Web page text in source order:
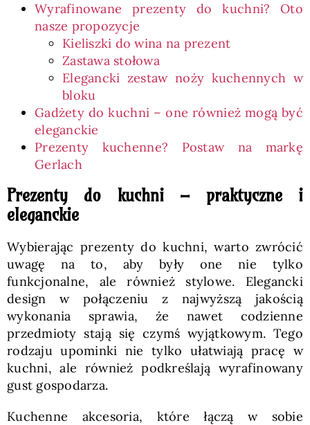
Wyrafinowane prezenty do kuchni? Oto
nasze propozycje
Kieliszki do wina na prezent
Zastawa stołowa
Elegancki zestaw noży kuchennych w
bloku
Gadżety do kuchni – one również mogą być
eleganckie
Prezenty kuchenne? Postaw na markę
Gerlach
Prezenty do kuchni – praktyczne i
eleganckie
Wybierając prezenty do kuchni, warto zwrócić
uwagę na to, aby były one nie tylko
funkcjonalne, ale również stylowe. Elegancki
design w połączeniu z najwyższą jakością
wykonania sprawia, że nawet codzienne
przedmioty stają się czymś wyjątkowym. Tego
rodzaju upominki nie tylko ułatwiają pracę w
kuchni, ale również podkreślają wyrafinowany
gust gospodarza.
Kuchenne akcesoria, które łączą w sobie